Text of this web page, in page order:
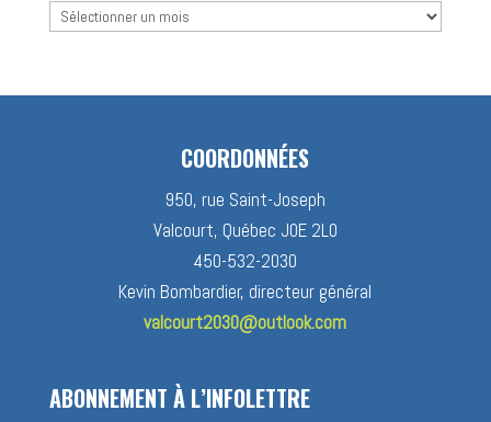
Archive
COORDONNÉES
950, rue Saint-Joseph
Valcourt, Québec J0E 2L0
450-532-2030
Kevin Bombardier, directeur général
valcourt2030@outlook.com
ABONNEMENT À L’INFOLETTRE